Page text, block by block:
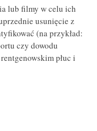
lub filmy w celu ich
usunięcie z
(na przykład:
czy dowodu
płuc i